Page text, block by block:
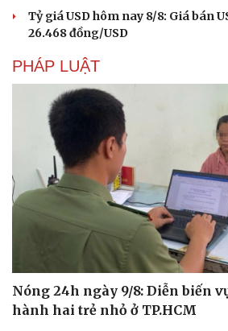
Tỷ giá USD hôm nay 8/8: Giá bán
26.468 đồng/USD
PHÁP LUẬT
Nóng 24h ngày 9/8: Diễn biến
hành hai trẻ nhỏ ở TP.HCM